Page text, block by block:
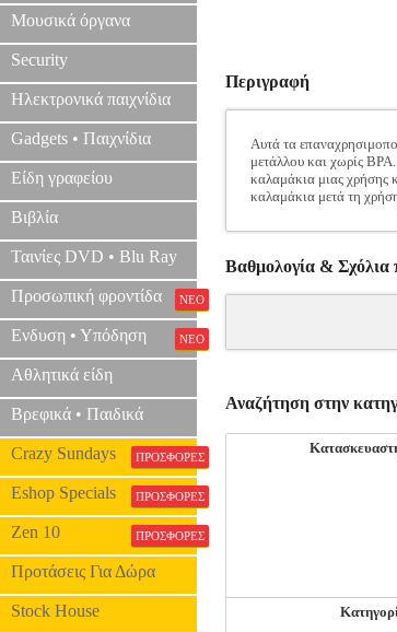
Μουσικά όργανα
Security
Ηλεκτρονικά παιχνίδια
Gadgets • Παιχνίδια
Είδη γραφείου
Βιβλία
Ταινίες DVD • Blu Ray
Προσωπική φροντίδα ΝΕΟ
Ενδυση • Υπόδηση ΝΕΟ
Αθλητικά είδη
Βρεφικά • Παιδικά
Crazy Sundays ΠΡΟΣΦΟΡΕΣ
Eshop Specials ΠΡΟΣΦΟΡΕΣ
Zen 10 ΠΡΟΣΦΟΡΕΣ
Προτάσεις Για Δώρα
Stock House
Περιγραφή
Αυτά τα
μετάλλου και χωρίς
καλαμάκια μιας χρήσης
καλαμάκια μετά τη
Βαθμολογία & Σχόλια
Αναζήτηση στην